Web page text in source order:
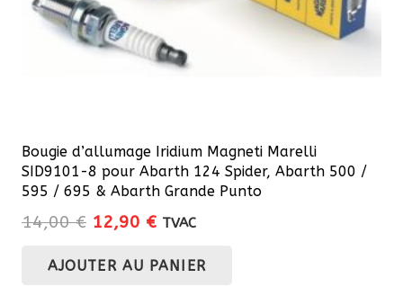
Bougie d’allumage Iridium Magneti Marelli
SID9101-8 pour Abarth 124 Spider, Abarth 500 /
595 / 695 & Abarth Grande Punto
14,00€ Le
initial
12,90 €Le
actuel
TVAC
AJOUTER AU PANIER